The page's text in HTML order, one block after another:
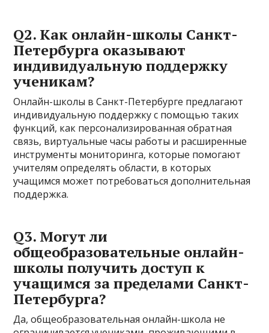
Q2. Как онлайн-школы Санкт-
Петербурга оказывают
индивидуальную поддержку
ученикам?
Онлайн-школы в Санкт-Петербурге предлагают
индивидуальную поддержку с помощью таких
функций, как персонализированная обратная
связь, виртуальные часы работы и расширенные
инструменты мониторинга, которые помогают
учителям определять области, в которых
учащимся может потребоваться дополнительная
поддержка.
Q3. Могут ли
общеобразовательные онлайн-
школы получить доступ к
учащимся за пределами Санкт-
Петербурга?
Да, общеобразовательная онлайн-школа не